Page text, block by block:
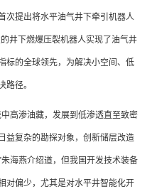
次提出将水平油气井下牵引机器人
井下燃爆压裂机器人实现了油气井
标的全球领先，为解决小空间、低
路径。
高渗油藏，发展到低渗透直至致密
益复杂的勘探对象，创新储层改造
海燕介绍道，但我国开发技术装备
对偏少，尤其是对水平井智能化开